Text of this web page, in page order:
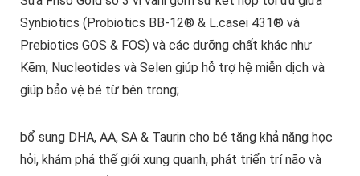
Synbiotics (Probiotics BB-12® & L.casei 431® và
Prebiotics GOS & FOS) và các dưỡng chất khác như
Kẽm, Nucleotides và Selen giúp hỗ trợ hệ miễn dịch và
giúp bảo vệ bé từ bên trong;
bổ sung DHA, AA, SA & Taurin cho bé tăng khả năng học
hỏi, khám phá thế giới xung quanh, phát triển trí não và